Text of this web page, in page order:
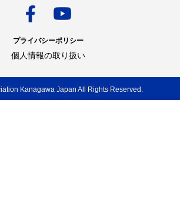
プライバシーポリシー
個人情報の取り扱い
Kanagawa Japan All Rights Reserved.